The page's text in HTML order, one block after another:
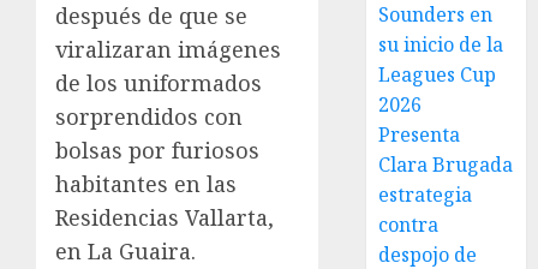
después de que se
viralizaran imágenes
de los uniformados
sorprendidos con
bolsas por furiosos
habitantes en las
Residencias Vallarta,
en La Guaira.
Sounders en
su inicio de la
Leagues Cup
2026
Presenta
Clara Brugada
estrategia
contra
despojo de